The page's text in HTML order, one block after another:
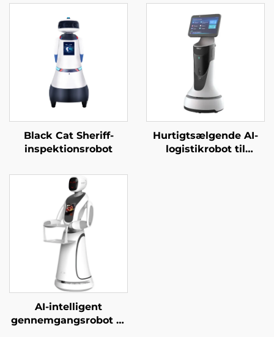
Black Cat Sheriff-
inspektionsrobot
Hurtigtsælgende AI-
logistikrobot til
AI-intelligent
gennemgangsrobot til